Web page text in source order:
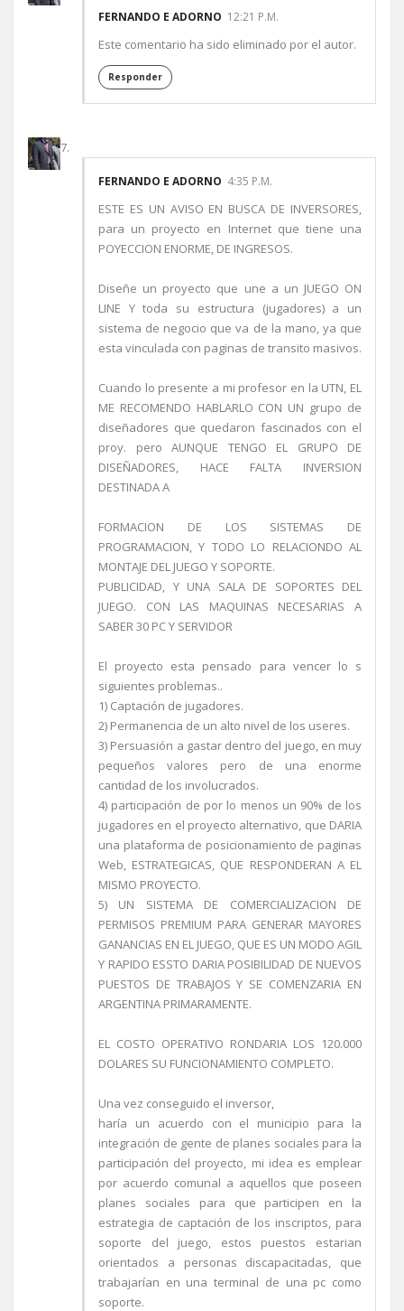
FERNANDO E ADORNO 12:21 P.M.
Este comentario ha sido eliminado por el autor.
Responder
FERNANDO E ADORNO 4:35 P.M.
ESTE ES UN AVISO EN BUSCA DE INVERSORES,
para un proyecto en Internet que tiene una
POYECCION ENORME, DE INGRESOS.
Diseñe un proyecto que une a un JUEGO ON
LINE Y toda su estructura (jugadores) a un
sistema de negocio que va de la mano, ya que
esta vinculada con paginas de transito masivos.
Cuando lo presente a mi profesor en la UTN, EL
ME RECOMENDO HABLARLO CON UN grupo de
diseñadores que quedaron fascinados con el
proy. pero AUNQUE TENGO EL GRUPO DE
DISEÑADORES, HACE FALTA INVERSION
DESTINADA A
FORMACION DE LOS SISTEMAS DE
PROGRAMACION, Y TODO LO RELACIONDO AL
MONTAJE DEL JUEGO Y SOPORTE.
PUBLICIDAD, Y UNA SALA DE SOPORTES DEL
JUEGO. CON LAS MAQUINAS NECESARIAS A
SABER 30 PC Y SERVIDOR
El proyecto esta pensado para vencer lo s
siguientes problemas..
1) Captación de jugadores.
2) Permanencia de un alto nivel de los useres.
3) Persuasión a gastar dentro del juego, en muy
pequeños valores pero de una enorme
cantidad de los involucrados.
4) participación de por lo menos un 90% de los
jugadores en el proyecto alternativo, que DARIA
una plataforma de posicionamiento de paginas
Web, ESTRATEGICAS, QUE RESPONDERAN A EL
MISMO PROYECTO.
5) UN SISTEMA DE COMERCIALIZACION DE
PERMISOS PREMIUM PARA GENERAR MAYORES
GANANCIAS EN EL JUEGO, QUE ES UN MODO AGIL
Y RAPIDO ESSTO DARIA POSIBILIDAD DE NUEVOS
PUESTOS DE TRABAJOS Y SE COMENZARIA EN
ARGENTINA PRIMARAMENTE.
EL COSTO OPERATIVO RONDARIA LOS 120.000
DOLARES SU FUNCIONAMIENTO COMPLETO.
Una vez conseguido el inversor,
haría un acuerdo con el municipio para la
integración de gente de planes sociales para la
participación del proyecto, mi idea es emplear
por acuerdo comunal a aquellos que poseen
planes sociales para que participen en la
estrategia de captación de los inscriptos, para
soporte del juego, estos puestos estarian
orientados a personas discapacitadas, que
trabajarían en una terminal de una pc como
soporte.